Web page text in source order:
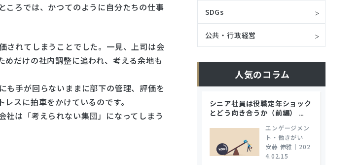
ころでは、かつてのように自分たちの仕事
されてしまうことでした。一見、上司は会
だけの社内調整に追われ、考える余地も
も手が回らないままに部下の管理、評価を
スに拍車をかけているのです。
は「考えられない集団」になってしまう
SDGs
公共・行政経営
人気のコラム
シニア社員は役職定年ショック
とどう向き合うか（前編）
…
エンゲージメン
ト・働きがい
安藤 伸雅 ｜ 202
4.02.15